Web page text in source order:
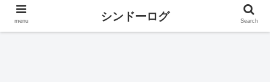
menu シンドーログ Search